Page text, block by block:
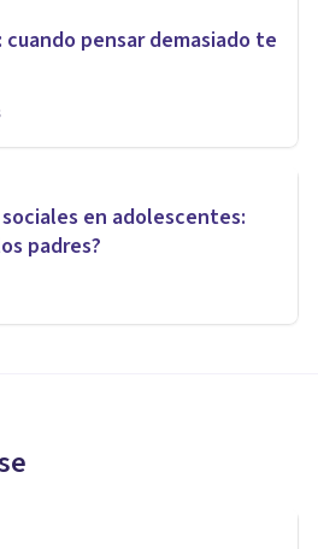
cuando pensar demasiado te
en adolescentes:
padres?